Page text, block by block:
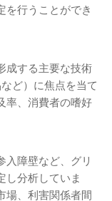
を行うことができ
成する主要な技術
ど）に焦点を当て
率、消費者の嗜好
入障壁など、グリ
し分析していま
場、利害関係者間